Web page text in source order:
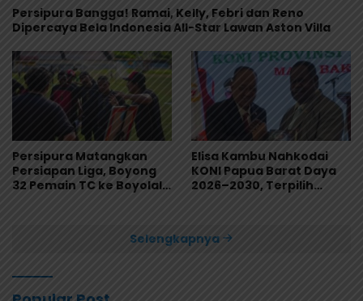
Persipura Bangga! Ramai, Kelly, Febri dan Reno
Dipercaya Bela Indonesia All-Star Lawan Aston Villa
Persipura Matangkan
Persiapan Liga, Boyong
32 Pemain TC ke Boyolali
Elisa Kambu Nahkodai
KONI Papua Barat Daya
2026–2030, Terpilih
Selengkapnya